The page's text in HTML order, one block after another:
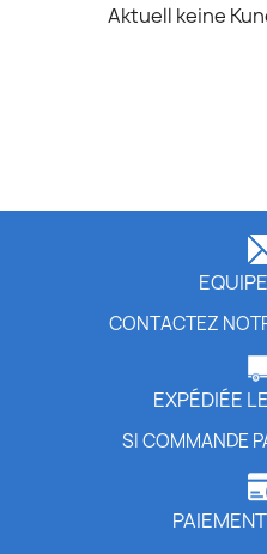
Aktuell keine
CONTACTEZ
EXPÉDIÉE
SI COMMANDE